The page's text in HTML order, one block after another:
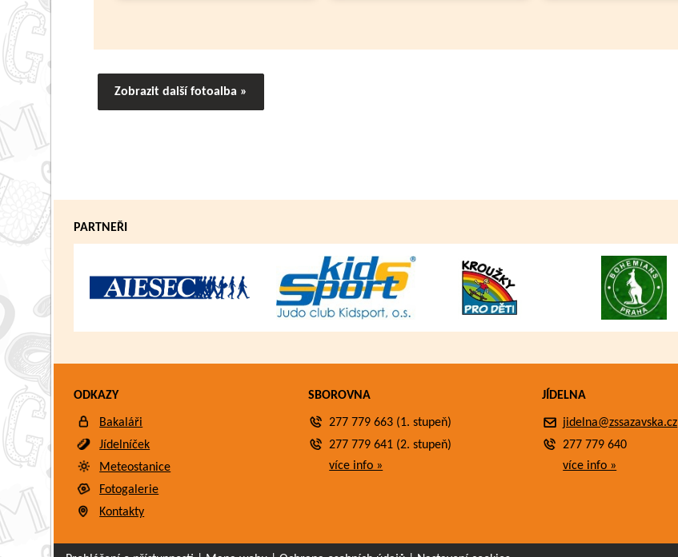
Zobrazit další fotoalba »
PARTNEŘI
ODKAZY
Bakaláři
Jídelníček
Meteostanice
Fotogalerie
Kontakty
SBOROVNA
277 779 663 (1. stupeň)
277 779 641 (2. stupeň)
více info »
JÍDELNA
jidelna@zssazavska.cz
277 779 640
více info »